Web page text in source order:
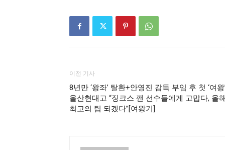
이전 기사
8년만 ‘왕좌’ 탈환+안영진 감독 부임 후 첫 ‘여왕
울산현대고 “징크스 깬 선수들에게 고맙다, 올
최고의 팀 되겠다”[여왕기]